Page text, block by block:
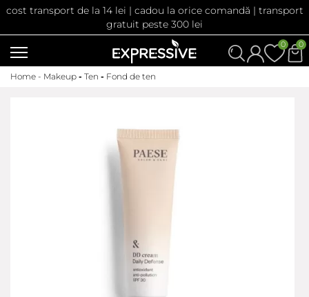
cost transport de la 14 lei | cadou la orice comandă | transport
gratuit peste 300 lei
0
0
Home - Makeup - Ten - Fond de ten